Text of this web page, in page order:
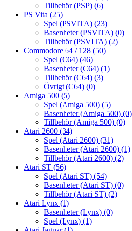
Tillbehör (PSP) (6)
PS Vita (25)
Spel (PSVITA) (23)
Basenheter (PSVITA) (0)
Tillbehör (PSVITA) (2)
Commodore 64 / 128 (50)
Spel (C64) (46)
Basenheter (C64) (1)
Tillbehör (C64) (3)
Övrigt (C64) (0)
Amiga 500 (5)
Spel (Amiga 500) (5)
Basenheter (Amiga 500) (0)
Tillbehör (Amiga 500) (0)
Atari 2600 (34)
Spel (Atari 2600) (31)
Basenheter (Atari 2600) (1)
Tillbehör (Atari 2600) (2)
Atari ST (56)
Spel (Atari ST) (54)
Basenheter (Atari ST) (0)
Tillbehör (Atari ST) (2)
Atari Lynx (1)
Basenheter (Lynx) (0)
Spel (Lynx) (1)